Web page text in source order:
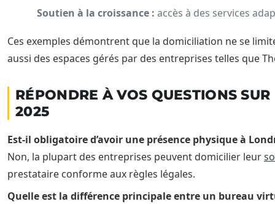
Soutien à la croissance : accès à des services
Ces exemples démontrent que la domiciliation ne se
aussi des espaces gérés par des entreprises telles que
RÉPONDRE À VOS QUESTIONS
2025
Est-il obligatoire d’avoir une présence physique à
Non, la plupart des entreprises peuvent domicilier leur
prestataire conforme aux règles légales.
Quelle est la différence principale entre un bureau